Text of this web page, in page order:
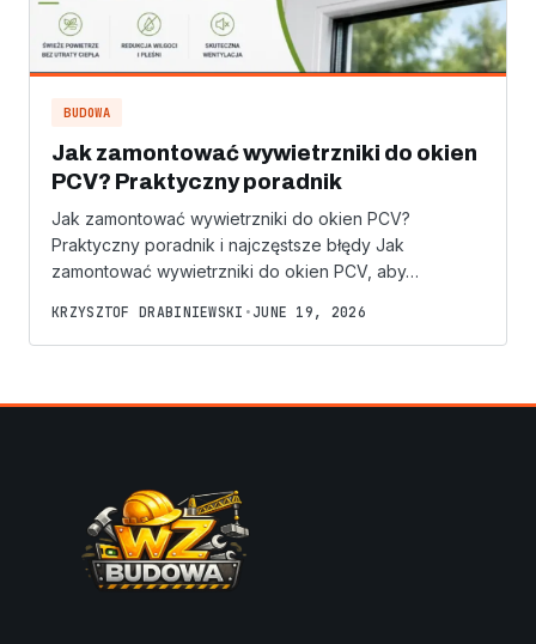
BUDOWA
Jak zamontować wywietrzniki do okien
PCV? Praktyczny poradnik
Jak zamontować wywietrzniki do okien PCV?
Praktyczny poradnik i najczęstsze błędy Jak
zamontować wywietrzniki do okien PCV, aby…
KRZYSZTOF DRABINIEWSKI • JUNE 19, 2026